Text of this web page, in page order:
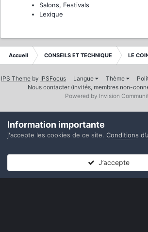
Salons, Festivals
Lexique
Accueil CONSEILS ET TECHNIQUE LE
IPS Theme by IPSFocus Langue Thème
Nous contacter (invités, membres non-
Powered by Invision
Information importante
j'accepte les cookies de ce site. Conditions
J’accepte